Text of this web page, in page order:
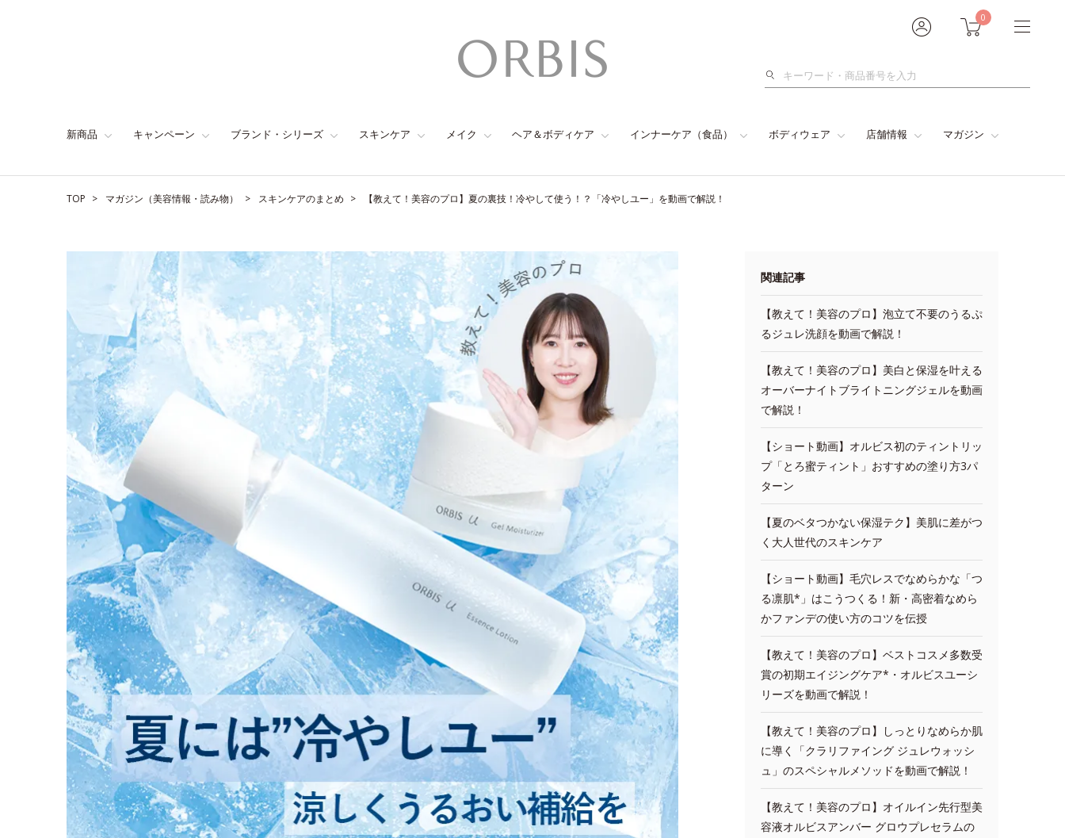
0
検
新商品 キャンペーン ブランド・シリーズ スキンケア メイク ヘア＆ボディケア インナーケア（食品） ボディウェア 店舗情報 マガジン
TOP マガジン（美容情報・読み物） スキンケアのまとめ 【教えて！美容のプロ】夏の裏技！冷やして使う！？「冷やしユー」を動画で解説！
関連記事
【教えて！美容のプロ】泡立て不要のうるぷ
るジュレ洗顔を動画で解説！
【教えて！美容のプロ】美白と保湿を叶える
オーバーナイトブライトニングジェルを動画
で解説！
【ショート動画】オルビス初のティントリッ
プ「とろ蜜ティント」おすすめの塗り方3パ
ターン
【夏のベタつかない保湿テク】美肌に差がつ
く大人世代のスキンケア
【ショート動画】毛穴レスでなめらかな「つ
る凛肌*」はこうつくる！新・高密着なめら
かファンデの使い方のコツを伝授
【教えて！美容のプロ】ベストコスメ多数受
賞の初期エイジングケア*・オルビスユーシ
リーズを動画で解説！
【教えて！美容のプロ】しっとりなめらか肌
に導く「クラリファイング ジュレウォッシ
ュ」のスペシャルメソッドを動画で解説！
【教えて！美容のプロ】オイルイン先行型美
容液オルビスアンバー グロウプレセラムの